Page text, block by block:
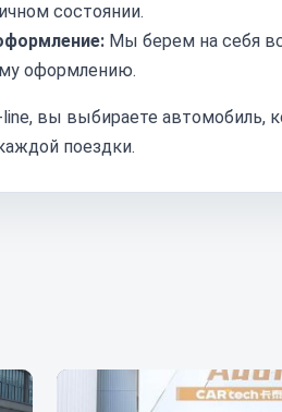
состоянии.
Мы берем на себя
оформлению.
вы выбираете автомобиль,
поездки.